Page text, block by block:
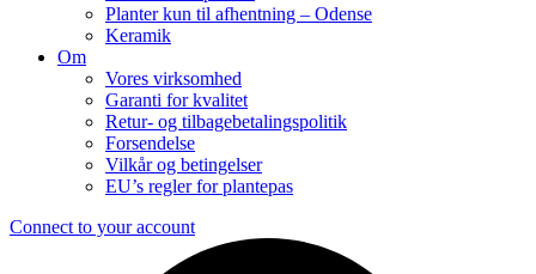
Planter kun til afhentning – Odense
Keramik
Om
Vores virksomhed
Garanti for kvalitet
Retur- og tilbagebetalingspolitik
Forsendelse
Vilkår og betingelser
EU’s regler for plantepas
Connect to your account